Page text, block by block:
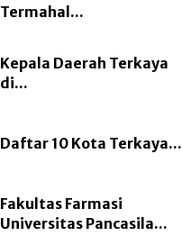
Termahal...
Kepala Daerah Terkaya
di...
Daftar 10 Kota Terkaya...
Fakultas Farmasi
Universitas Pancasila...